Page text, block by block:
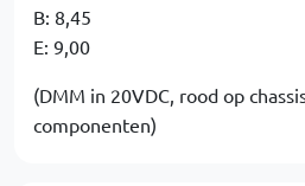
B: 8,45
E: 9,00
(DMM in 20VDC, rood op
componenten)